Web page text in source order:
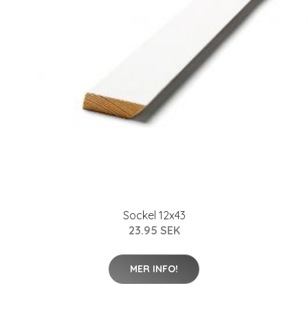
Sockel 12x43
23.95 SEK
MER INFO!